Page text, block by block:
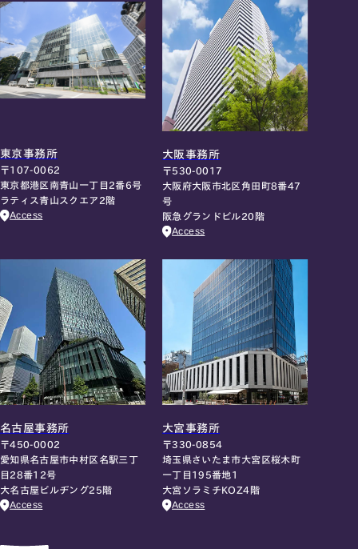
東京事務所
〒107-0062
東京都港区南青山一丁目2番6号
ラティス青山スクエア2階
Access
大阪事務所
〒530-0017
大阪府大阪市北区角田町8番47
号
阪急グランドビル20階
Access
名古屋事務所
〒450-0002
愛知県名古屋市中村区名駅三丁
目28番12号
大名古屋ビルヂング25階
Access
大宮事務所
〒330-0854
埼玉県さいたま市大宮区桜木町
一丁目195番地1
大宮ソラミチKOZ4階
Access